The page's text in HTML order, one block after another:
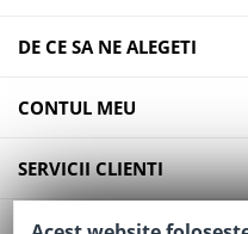
DE CE SA NE ALEGETI
CONTUL MEU
SERVICII CLIENTI